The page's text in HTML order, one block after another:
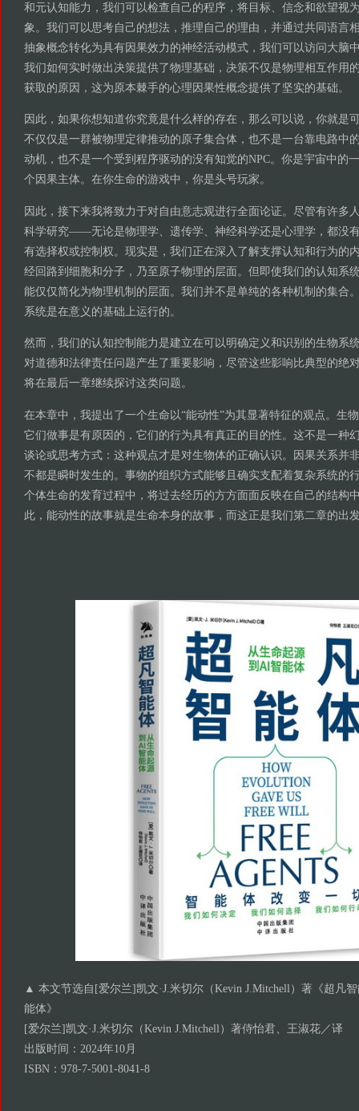
和元认知能力，我们可以检查自己的程序，将目标、信念和欲望视
象。我们可以思考自己的想法，推理自己的理由，并通过共同语言
抽象概念转化为具有因果效力的神经活动模式，我们可以访问大脑
我们如何实时做出决策提供了物理基础，决策不仅是物理相互作用
获取的原因，这为原本棘手的心理因果性概念提供了坚实的基础。
因此，如果你想知道你究竟是什么样的存在，那么可以说，你就是
不仅仅是一群被物理定律推动的原子集合体，也不是一台靠电路中
动机，也不是一个受到程序驱动的没有知觉的NPC。你是宇宙中的
个因果主体。在你生命的游戏中，你是头号玩家。
因此，接下来我将致力于对自由意志观进行全面论证。尽管有许多
科学研究——无论是物理学、遗传学、神经科学还是心理学，都没
有选择权或控制权。现实是，我们正在深入了解支撑认知和行为的
经回路到细胞和分子，乃至原子物理的层面。但即使我们的认知系
能仅仅简化为物理机制的层面。我们并不是单纯的各种机制的集合
系统是在意义的基础上运行的。
然而，我们的认知控制能力是建立在可以明确定义和识别的生物系
对道德和法律责任问题产生了重要影响，尽管这些影响比典型的绝
将在最后一章继续探讨这类问题。
在本章中，我提出了一个生命以“能动性”为其显著特征的观点。生
它们做事是有原因的，它们的行为具有真正的目的性。这不是一种
谈论或思考方式：这种观点才是对生物体的正确认识。因果关系并
不都是瞬时发生的。事物的组织方式能够且确实支配着复杂系统的
个体生命的发育过程中，将过去经历的方方面面反映在自己的结构
此，能动性的故事就是生命本身的故事，而这正是我们第二章的出
▲ 本文节选自[爱尔兰]凯文·J.米切尔（Kevin J.Mitchell）著《超凡
能体》
[爱尔兰]凯文·J.米切尔（Kevin J.Mitchell）著侍怡君、王淑花／译
出版时间：2024年10月
ISBN：978-7-5001-8041-8